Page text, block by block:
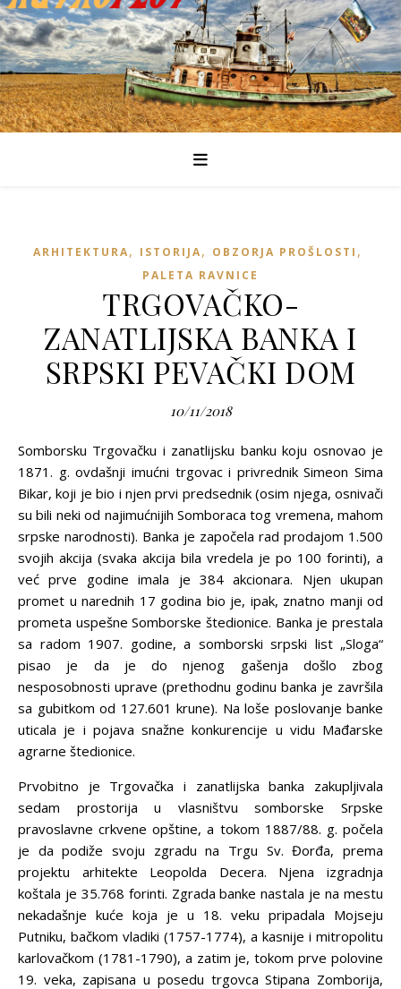
ARHITEKTURA, ISTORIJA, OBZORJA PROŠLOSTI ,
PALETA RAVNICE
TRGOVAČKO-
ZANATLIJSKA BANKA I
SRPSKI PEVAČKI DOM
10/11/2018
Somborsku Trgovačku i zanatlijsku banku koju osnovao je
1871. g. ovdašnji imućni trgovac i privrednik Simeon Sima
Bikar, koji je bio i njen prvi predsednik (osim njega, osnivači
su bili neki od najimućnijih Somboraca tog vremena, mahom
srpske narodnosti). Banka je započela rad prodajom 1.500
svojih akcija (svaka akcija bila vredela je po 100 forinti), a
već prve godine imala je 384 akcionara. Njen ukupan
promet u narednih 17 godina bio je, ipak, znatno manji od
prometa uspešne Somborske štedionice. Banka je prestala
sa radom 1907. godine, a somborski srpski list „Sloga“
pisao je da je do njenog gašenja došlo zbog
nesposobnosti uprave (prethodnu godinu banka je završila
sa gubitkom od 127.601 krune). Na loše poslovanje banke
uticala je i pojava snažne konkurencije u vidu Mađarske
agrarne štedionice.
Prvobitno je Trgovačka i zanatlijska banka zakupljivala
sedam prostorija u vlasništvu somborske Srpske
pravoslavne crkvene opštine, a tokom 1887/88. g. počela
je da podiže svoju zgradu na Trgu Sv. Đorđa, prema
projektu arhitekte Leopolda Decera. Njena izgradnja
koštala je 35.768 forinti. Zgrada banke nastala je na mestu
nekadašnje kuće koja je u 18. veku pripadala Mojseju
Putniku, bačkom vladiki (1757-1774), a kasnije i mitropolitu
karlovačkom (1781-1790), a zatim je, tokom prve polovine
19. veka, zapisana u posedu trgovca Stipana Zomborija,